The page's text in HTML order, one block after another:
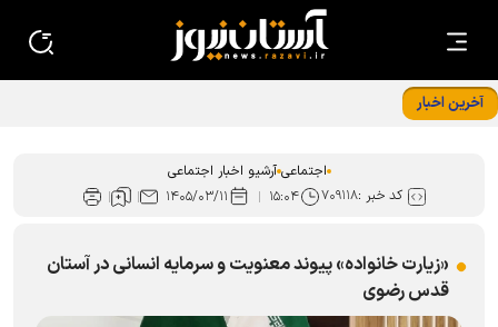
آخرین اخبار
اجتماعی آرشیو اخبار اجتماعی
کد خبر :۷۰۹۱۱۸ ۱۵:۰۴ ۱۴۰۵/۰۳/۱۱
«زیارت خانواده» پیوند معنویت و سرمایه انسانی در آستان
قدس رضوی